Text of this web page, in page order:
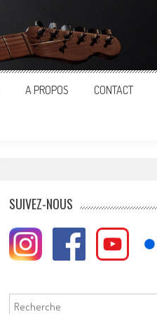
A PROPOS CONTACT
SUIVEZ-NOUS
Rechercher